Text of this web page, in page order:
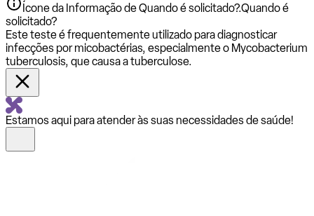
Ícone da Informação de Quando é solicitado?.Quando é
solicitado?
Este teste é frequentemente utilizado para diagnosticar
infecções por micobactérias, especialmente o Mycobacterium
tuberculosis, que causa a tuberculose.
Estamos aqui para atender às suas necessidades de saúde!